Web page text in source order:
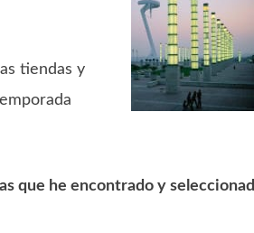
tiendas y
que he encontrado y